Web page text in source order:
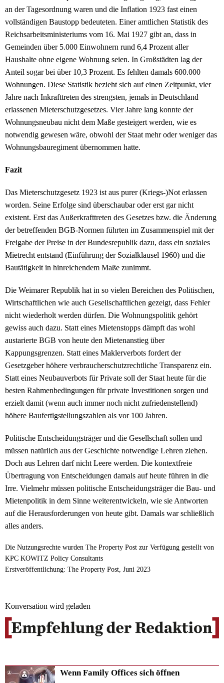
an der Tagesordnung waren und die Inflation 1923 fast einen
vollständigen Baustopp bedeuteten. Einer amtlichen Statistik des
Reichsarbeitsministeriums vom 16. Mai 1927 gibt an, dass in
Gemeinden über 5.000 Einwohnern rund 6,4 Prozent aller
Haushalte ohne eigene Wohnung seien. In Großstädten lag der
Anteil sogar bei über 10,3 Prozent. Es fehlten damals 600.000
Wohnungen. Diese Statistik bezieht sich auf einen Zeitpunkt, vier
Jahre nach Inkrafttreten des strengsten, jemals in Deutschland
erlassenen Mieterschutzgesetzes. Vier Jahre lang konnte der
Wohnungsneubau nicht dem Maße gesteigert werden, wie es
notwendig gewesen wäre, obwohl der Staat mehr oder weniger das
Wohnungsbauregiment übernommen hatte.
Fazit
Das Mieterschutzgesetz 1923 ist aus purer (Kriegs-)Not erlassen
worden. Seine Erfolge sind überschaubar oder erst gar nicht
existent. Erst das Außerkrafttreten des Gesetzes bzw. die Änderung
der betreffenden BGB-Normen führten im Zusammenspiel mit der
Freigabe der Preise in der Bundesrepublik dazu, dass ein soziales
Mietrecht entstand (Einführung der Sozialklausel 1960) und die
Bautätigkeit in hinreichendem Maße zunimmt.
Die Weimarer Republik hat in so vielen Bereichen des Politischen,
Wirtschaftlichen wie auch Gesellschaftlichen gezeigt, dass Fehler
nicht wiederholt werden dürfen. Die Wohnungspolitik gehört
gewiss auch dazu. Statt eines Mietenstopps dämpft das wohl
austarierte BGB von heute den Mietenanstieg über
Kappungsgrenzen. Statt eines Maklerverbots fordert der
Gesetzgeber höhere verbraucherschutzrechtliche Transparenz ein.
Statt eines Neubauverbots für Private soll der Staat heute für die
besten Rahmenbedingungen für private Investitionen sorgen und
erzielt damit (wenn auch immer noch nicht zufriedenstellend)
höhere Baufertigstellungszahlen als vor 100 Jahren.
Politische Entscheidungsträger und die Gesellschaft sollen und
müssen natürlich aus der Geschichte notwendige Lehren ziehen.
Doch aus Lehren darf nicht Leere werden. Die kontextfreie
Übertragung von Entscheidungen damals auf heute führen in die
Irre. Vielmehr müssen politische Entscheidungsträger die Bau- und
Mietenpolitik in dem Sinne weiterentwickeln, wie sie Antworten
auf die Herausforderungen von heute gibt. Damals war schließlich
alles anders.
Die Nutzungsrechte wurden The Property Post zur Verfügung gestellt von
KPC KOWITZ Policy Consultants
Erstveröffentlichung: The Property Post, Juni 2023
Konversation wird geladen
Wenn Family Offices sich öffnen